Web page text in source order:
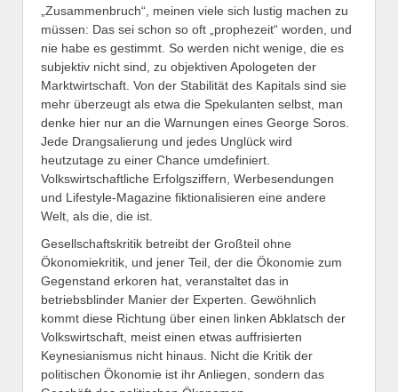
„Zusammenbruch“, meinen viele sich lustig machen zu
müssen: Das sei schon so oft „prophezeit“ worden, und
nie habe es gestimmt. So werden nicht wenige, die es
subjektiv nicht sind, zu objektiven Apologeten der
Marktwirtschaft. Von der Stabilität des Kapitals sind sie
mehr überzeugt als etwa die Spekulanten selbst, man
denke hier nur an die Warnungen eines George Soros.
Jede Drangsalierung und jedes Unglück wird
heutzutage zu einer Chance umdefiniert.
Volkswirtschaftliche Erfolgsziffern, Werbesendungen
und Lifestyle-Magazine fiktionalisieren eine andere
Welt, als die, die ist.
Gesellschaftskritik betreibt der Großteil ohne
Ökonomiekritik, und jener Teil, der die Ökonomie zum
Gegenstand erkoren hat, veranstaltet das in
betriebsblinder Manier der Experten. Gewöhnlich
kommt diese Richtung über einen linken Abklatsch der
Volkswirtschaft, meist einen etwas auffrisierten
Keynesianismus nicht hinaus. Nicht die Kritik der
politischen Ökonomie ist ihr Anliegen, sondern das